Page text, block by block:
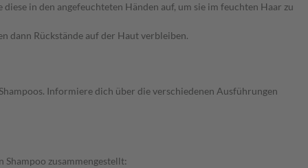
in den angefeuchteten Händen auf, um sie im feuchten Haar zu
dann Rückstände auf der Haut verbleiben.
Informiere dich über die verschiedenen Ausführungen
Shampoo zusammengestellt: